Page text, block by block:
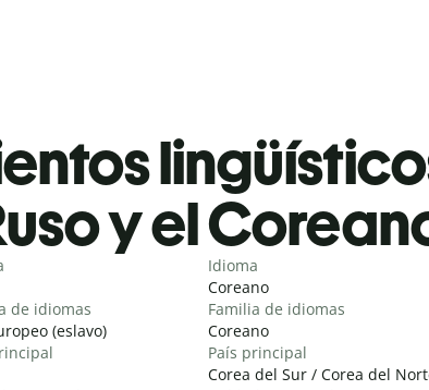
y el
de idiomas
(eslavo)
Idioma
Coreano
Familia de idiomas
Coreano
País principal
Corea del Sur / Corea del